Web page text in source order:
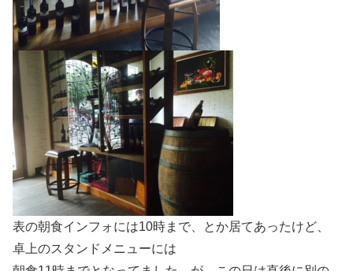
表の朝食インフォには10時まで、とか居てあったけど、
卓上のスタンドメニューには